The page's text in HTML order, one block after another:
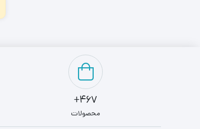
467+
محصولات